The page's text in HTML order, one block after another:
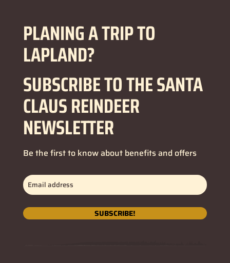
PLANING A TRIP TO
LAPLAND?
SUBSCRIBE TO THE SANTA
CLAUS REINDEER
NEWSLETTER
Be the first to know about benefits and offers
Email
address(Obbligatorio)
SUBSCRIBE!